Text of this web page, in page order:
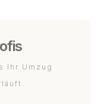
Ihr Umzug